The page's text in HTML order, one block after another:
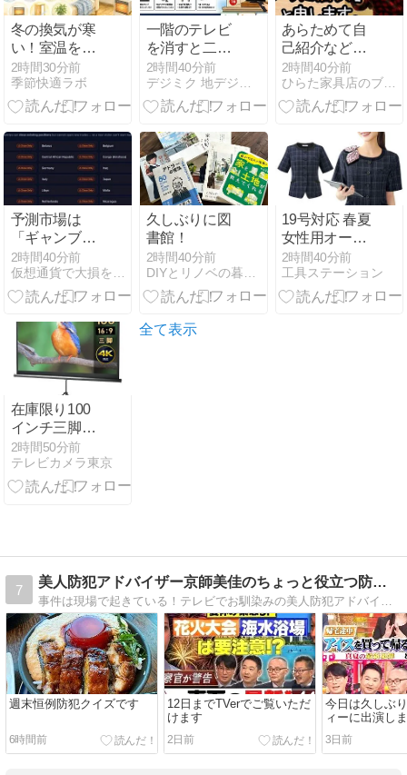
冬の換気が寒
い！室温を下
げずに空気を
入れ替える7
つの対策
2時間30分前
季節快適ラボ
一階のテレビ
を消すと二階
が映らない原
因は？BSアン
テナ給電・ブ
配器を工事士
が解説
2時間40分前
あらためて自
己紹介などを
する動画を公
開しました。
2時間40分前
ひらた家具店のブログ
予測市場は
「ギャンブ
ル」から「政
策を支える情
報インフラ」
たらす2つの
価値とは
【Lituus財団
責任者インタ
ビュー②】
2時間40分前
久しぶりに図
書館！
2時間40分前
19号対応 春夏
女性用オーバ
ーブラウスの
詳細レビュー
2時間40分前
工具ステーション
在庫限り100
インチ三脚式
プロジェクタ
ースクリーン
EEX-PSS2-
2時間50分前
テレビカメラ東京
全て表示
7
美人防犯アドバイザー京師美佳のちょっと役立つ防犯日記！
週末恒例防犯クイズです
6時間前
12日までTVerでご覧いただ
けます
2日前
今日は久しぶ
ィーに出演し
3日前